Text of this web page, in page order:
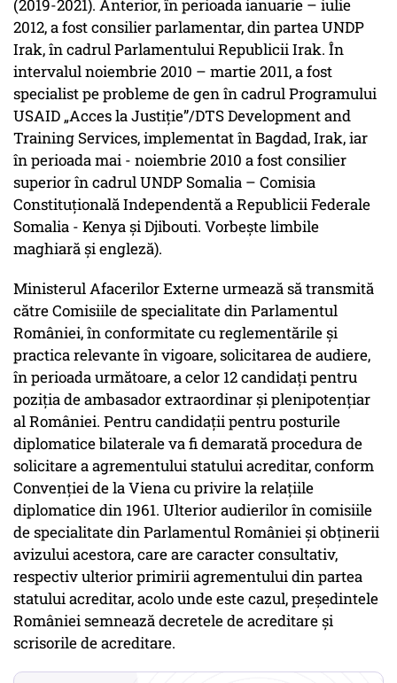
(2019-2021). Anterior, în perioada ianuarie – iulie
2012, a fost consilier parlamentar, din partea UNDP
Irak, în cadrul Parlamentului Republicii Irak. În
intervalul noiembrie 2010 – martie 2011, a fost
specialist pe probleme de gen în cadrul Programului
USAID „Acces la Justiție”/DTS Development and
Training Services, implementat în Bagdad, Irak, iar
în perioada mai - noiembrie 2010 a fost consilier
superior în cadrul UNDP Somalia – Comisia
Constituțională Independentă a Republicii Federale
Somalia - Kenya și Djibouti. Vorbește limbile
maghiară și engleză).
Ministerul Afacerilor Externe urmează să transmită
către Comisiile de specialitate din Parlamentul
României, în conformitate cu reglementările și
practica relevante în vigoare, solicitarea de audiere,
în perioada următoare, a celor 12 candidați pentru
poziția de ambasador extraordinar și plenipotențiar
al României. Pentru candidații pentru posturile
diplomatice bilaterale va fi demarată procedura de
solicitare a agrementului statului acreditar, conform
Convenției de la Viena cu privire la relațiile
diplomatice din 1961. Ulterior audierilor în comisiile
de specialitate din Parlamentul României și obținerii
avizului acestora, care are caracter consultativ,
respectiv ulterior primirii agrementului din partea
statului acreditar, acolo unde este cazul, președintele
României semnează decretele de acreditare și
scrisorile de acreditare.